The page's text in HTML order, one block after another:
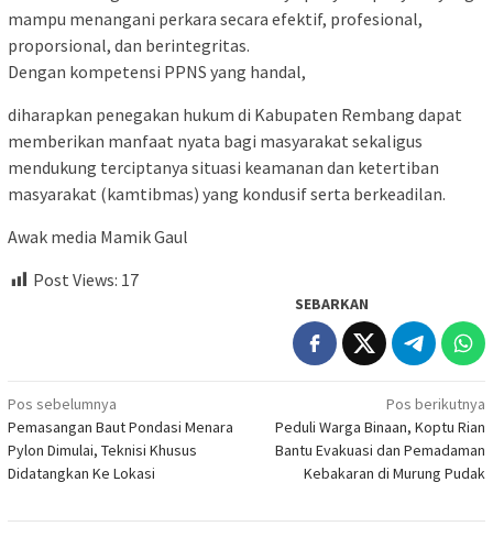
mampu menangani perkara secara efektif, profesional,
proporsional, dan berintegritas.
Dengan kompetensi PPNS yang handal,
diharapkan penegakan hukum di Kabupaten Rembang dapat
memberikan manfaat nyata bagi masyarakat sekaligus
mendukung terciptanya situasi keamanan dan ketertiban
masyarakat (kamtibmas) yang kondusif serta berkeadilan.
Awak media Mamik Gaul
Post Views: 17
SEBARKAN
Navigasi
pos
Pos sebelumnya
Pemasangan Baut Pondasi Menara
Pylon Dimulai, Teknisi Khusus
Didatangkan Ke Lokasi
Pos berikutnya
Peduli Warga Binaan, Koptu Rian
Bantu Evakuasi dan Pemadaman
Kebakaran di Murung Pudak